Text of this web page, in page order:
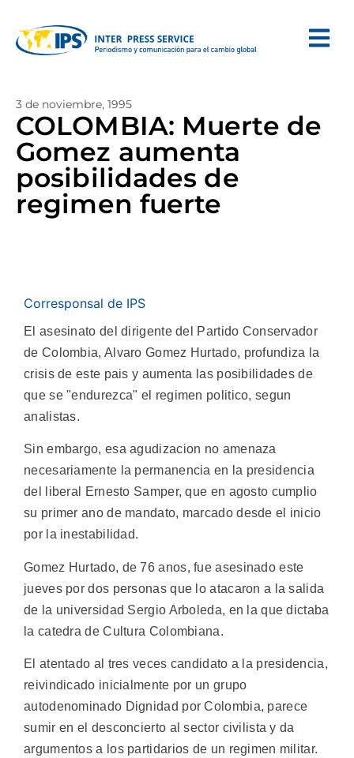
3 de noviembre, 1995
COLOMBIA: Muerte de
Gomez aumenta
posibilidades de
regimen fuerte
Corresponsal de IPS
El asesinato del dirigente del Partido Conservador
de Colombia, Alvaro Gomez Hurtado, profundiza la
crisis de este pais y aumenta las posibilidades de
que se "endurezca" el regimen politico, segun
analistas.
Sin embargo, esa agudizacion no amenaza
necesariamente la permanencia en la presidencia
del liberal Ernesto Samper, que en agosto cumplio
su primer ano de mandato, marcado desde el inicio
por la inestabilidad.
Gomez Hurtado, de 76 anos, fue asesinado este
jueves por dos personas que lo atacaron a la salida
de la universidad Sergio Arboleda, en la que dictaba
la catedra de Cultura Colombiana.
El atentado al tres veces candidato a la presidencia,
reivindicado inicialmente por un grupo
autodenominado Dignidad por Colombia, parece
sumir en el desconcierto al sector civilista y da
argumentos a los partidarios de un regimen militar.